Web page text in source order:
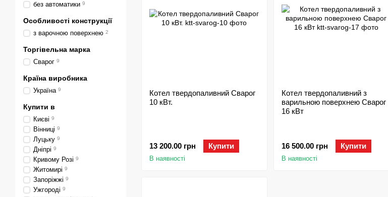
Котел твердопаливний Сварог
10 кВт.
13 200.00 грн Купити
В наявності
Котел твердопаливний з
варильною поверхнею Сварог
16 кВт
16 500.00 грн Купити
В наявності
без автоматики 9
Особливості конструкції
з варочною поверхнею 2
Торгівельна марка
Сварог 9
Країна виробника
Україна 9
Купити в
Києві 9
Вінниці 9
Луцьку 9
Дніпрі 9
Кривому Розі 9
Житомирі 9
Запоріжжі 9
Ужгороді 9